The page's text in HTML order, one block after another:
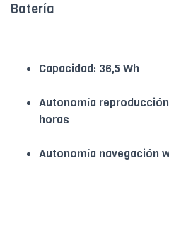
Batería
Capacidad: 36,5 Wh
Autonomía
horas
Autonomía navegación